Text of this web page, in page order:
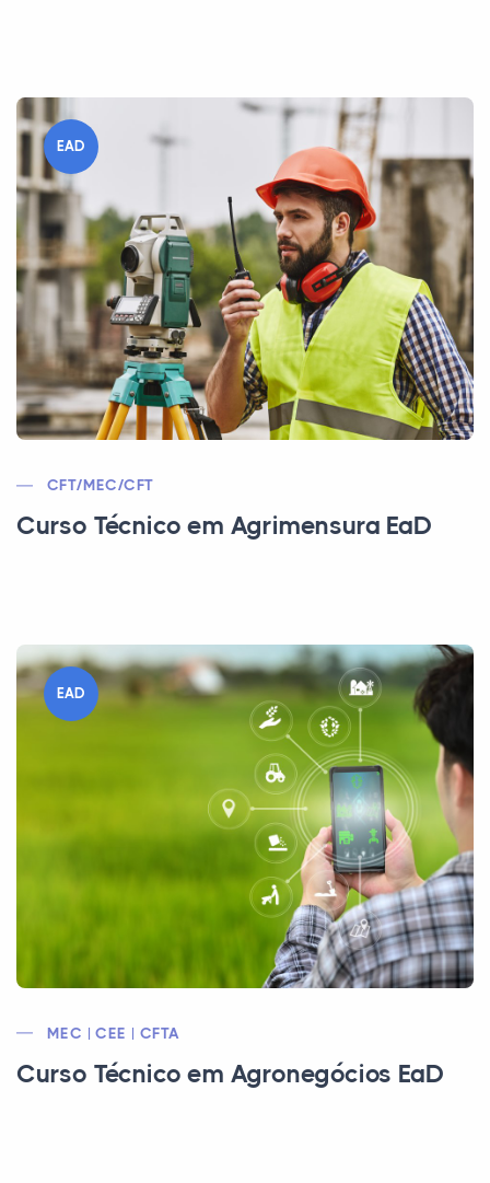
EAD
CFT/MEC/CFT
Curso Técnico em Agrimensura EaD
EAD
MEC | CEE | CFTA
Curso Técnico em Agronegócios EaD